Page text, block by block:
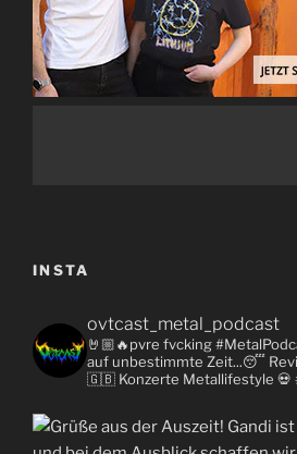
INSTA
ovtcast_metal_podcast
🤘🏼🔥pvre fvcking
auf unbestimmte Zeit...😴
🇬🇧 Konzerte Metallifestyle 💀